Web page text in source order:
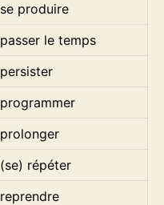
se produire
passer le temps
persister
programmer
prolonger
(se) répéter
reprendre